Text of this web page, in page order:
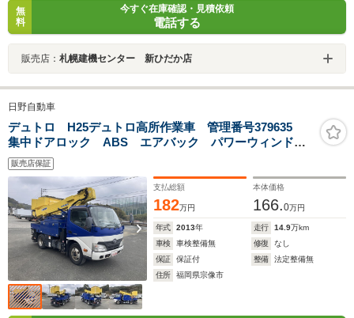
無
料
今すぐ在庫確認・見積依頼
電話する
販売店： 札幌建機センター 新ひだか店
日野自動車
デュトロ H25デュトロ高所作業車 管理番号379635
集中ドアロック ABS エアバック パワーウィンド
ウ 電格ミラー バックモニター エアコン
販売店保証
支払総額
182万円
本体価格
166.0万円
年式 2013年 走行 14.9万km
車検
車検整備無 修復
なし
保証
保証付 整備
法定整備無
住所
福岡県宗像市